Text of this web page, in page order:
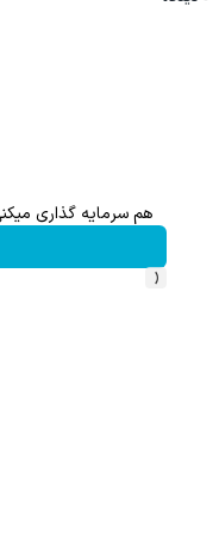
هم سرمایه گذاری
‹